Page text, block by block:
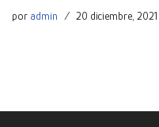
por admin 20 diciembre, 2021